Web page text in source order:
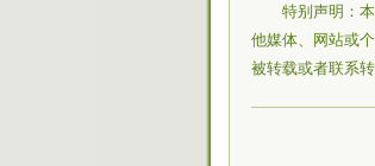
特别声明：
他媒体、网站或
被转载或者联系